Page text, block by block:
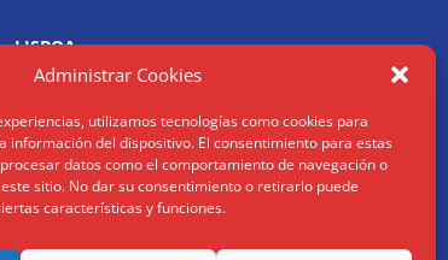
Administrar Cookies
utilizamos tecnologías como cookies para
información del dispositivo. El consentimiento para estas
datos como el comportamiento de navegación o
sitio. No dar su consentimiento o retirarlo puede
características y funciones.
LISBOA
R. Joaquim António de Aguiar
Tel: (+34) 952 112 561
info@humanusconsulting.com